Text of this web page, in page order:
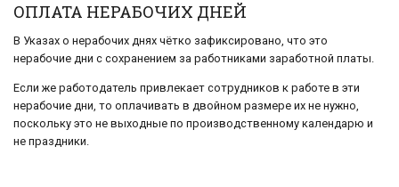
ОПЛАТА НЕРАБОЧИХ ДНЕЙ
В Указах о нерабочих днях чётко зафиксировано, что это
нерабочие дни с сохранением за работниками заработной платы.
Если же работодатель привлекает сотрудников к работе в эти
нерабочие дни, то оплачивать в двойном размере их не нужно,
поскольку это не выходные по производственному календарю и
не праздники.